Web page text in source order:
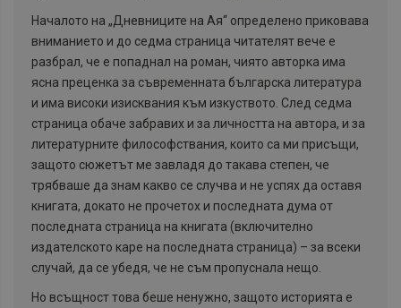
Началото на „Дневниците на Ая“ определено приковава
вниманието и до седма страница читателят вече е
разбрал, че е попаднал на роман, чиято авторка има
ясна преценка за съвременната българска литература
и има високи изисквания към изкуството. След седма
страница обаче забравих и за личността на автора, и за
литературните философствания, които са ми присъщи,
защото сюжетът ме завладя до такава степен, че
трябваше да знам какво се случва и не успях да оставя
книгата, докато не прочетох и последната дума от
последната страница на книгата (включително
издателското каре на последната страница) – за всеки
случай, да се убедя, че не съм пропуснала нещо.
Но всъщност това беше ненужно, защото историята е